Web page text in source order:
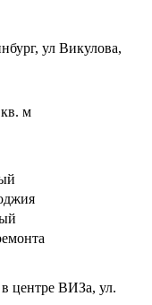
ул Викулова,
м
центре ВИЗа, ул.